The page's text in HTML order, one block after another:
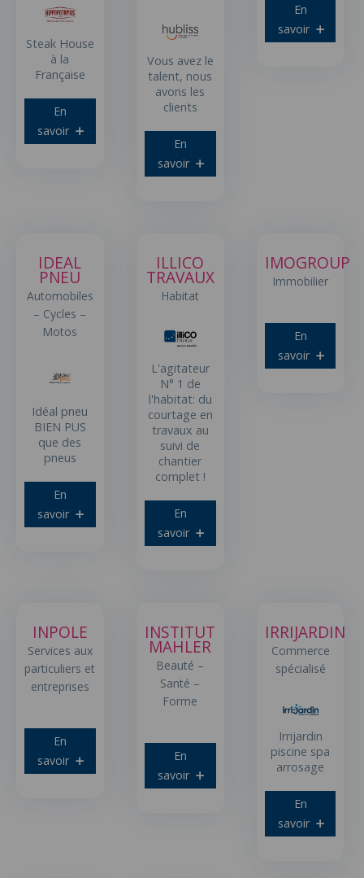
Steak House
à la
Française
En
savoir
Vous avez le
talent, nous
avons les
clients
En
savoir
En
savoir
IDEAL
PNEU
Automobiles
– Cycles –
Motos
Idéal pneu
BIEN PUS
que des
pneus
En
savoir
ILLICO
TRAVAUX
Habitat
L'agitateur
N° 1 de
l'habitat: du
courtage en
travaux au
suivi de
chantier
complet !
En
savoir
IMOGROUP
Immobilier
En
savoir
INPOLE
Services aux
particuliers et
entreprises
En
savoir
INSTITUT
MAHLER
Beauté –
Santé –
Forme
En
savoir
IRRIJARDIN
Commerce
spécialisé
Irrijardin
piscine spa
arrosage
En
savoir